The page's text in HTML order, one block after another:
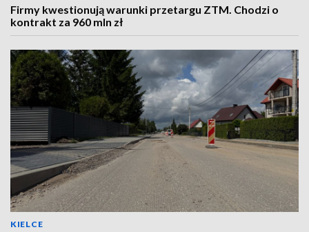
Firmy kwestionują warunki przetargu ZTM. Chodzi o
kontrakt za 960 mln zł
KIELCE